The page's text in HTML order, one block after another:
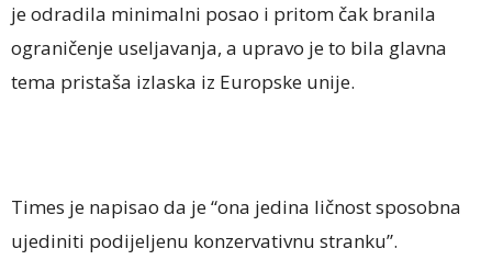
je odradila minimalni posao i pritom čak branila
ograničenje useljavanja, a upravo je to bila glavna
tema pristaša izlaska iz Europske unije.
Times je napisao da je “ona jedina ličnost sposobna
ujediniti podijeljenu konzervativnu stranku”.